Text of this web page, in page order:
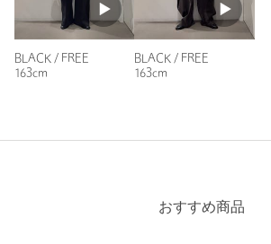
BLACK / FREE
163cm
BLACK / FREE
163cm
おすすめ商品